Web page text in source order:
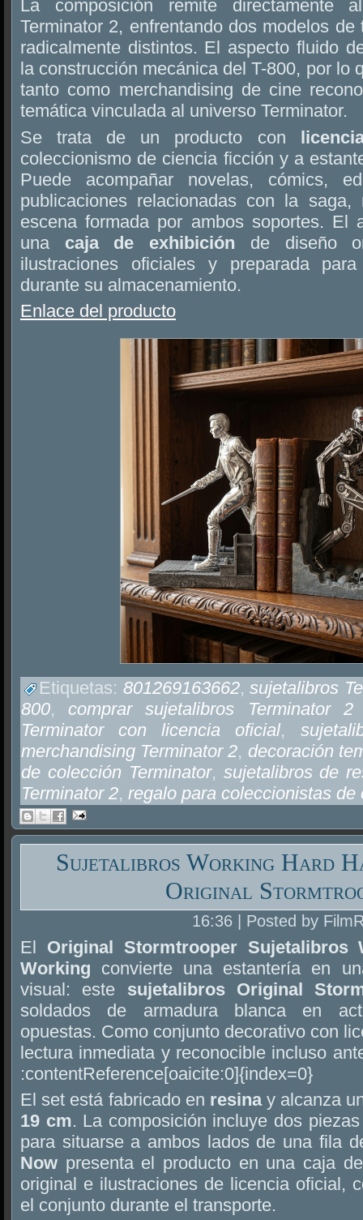
La composición remite directamente
Terminator 2, enfrentando dos modelos
radicalmente distintos. El aspecto fluido
la construcción mecánica del T-800, por lo
tanto como merchandising de cine
temática vinculada al universo Terminator.
Se trata de un producto con
coleccionismo de ciencia ficción y a
Puede acompañar novelas, cómics,
publicaciones relacionadas con la saga,
escena formada por ambos soportes. El
una caja de exhibición de diseño
ilustraciones oficiales y preparada
durante su almacenamiento.
Enlace del producto
Etiquetas: 801269163662,sujetalibros
800, comprar sujetalibros Terminator 2
Terminator con licencia oficial,
merchandising Terminator 2, decoración
de colección Terminator, sujetalibros de
Terminator 2, regalo para coleccionistas de
Sujetalibros Working Hard
Original
16:36 | Posted by
El Original Stormtrooper Sujetalibros
Working convierte una estantería en
visual: este sujetalibros Original
soldados de armadura blanca en
opuestas. Como conjunto decorativo con
lectura inmediata y reconocible incluso
:contentReference[oaicite:0]{index=0}
El set está fabricado en resinay alcanza
19 cm. La composición incluye dos
para situarse a ambos lados de una fila
Now presenta el producto en una caja
original e ilustraciones de licencia oficial,
el conjunto durante el transporte.